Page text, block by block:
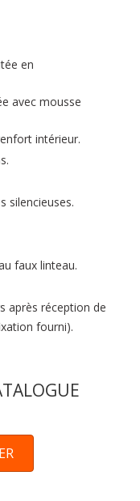
en
avec mousse
intérieur.
silencieuses.
faux linteau.
après réception de
fourni).